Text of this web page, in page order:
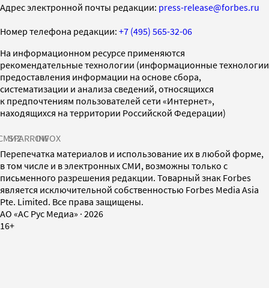
Адрес электронной почты редакции: press-release@forbes.ru
Номер телефона редакции: +7 (495) 565-32-06
На информационном ресурсе применяются
рекомендательные технологии (информационные технологии
предоставления информации на основе сбора,
систематизации и анализа сведений, относящихся
к предпочтениям пользователей сети «Интернет»,
находящихся на территории Российской Федерации)
SPARROWINFOX
Перепечатка материалов и использование их в любой форме,
в том числе и в электронных СМИ, возможны только с
письменного разрешения редакции. Товарный знак Forbes
является исключительной собственностью Forbes Media Asia
Pte. Limited. Все права защищены.
AO «АС Рус Медиа» · 2026
16+